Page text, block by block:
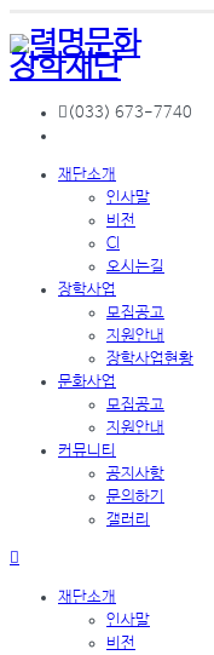
(033) 673-7740
재단소개
인사말
비전
CI
오시는길
장학사업
모집공고
지원안내
장학사업현황
문화사업
모집공고
지원안내
커뮤니티
공지사항
문의하기
갤러리
재단소개
인사말
비전